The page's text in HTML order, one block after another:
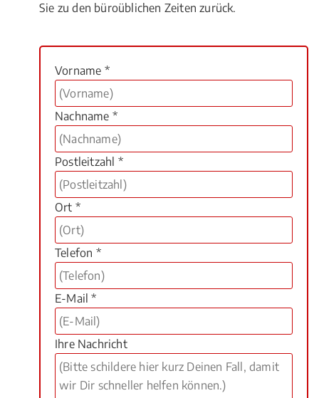
Sie zu den büroüblichen Zeiten zurück.
Vorname *
Nachname *
Postleitzahl *
Ort *
Telefon *
E-Mail *
Ihre Nachricht